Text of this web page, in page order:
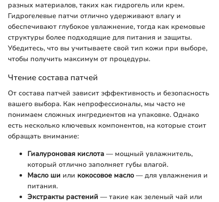
разных материалов, таких как гидрогель или крем.
Гидрогелевые патчи отлично удерживают влагу и
обеспечивают глубокое увлажнение, тогда как кремовые
структуры более подходящие для питания и защиты.
Убедитесь, что вы учитываете свой тип кожи при выборе,
чтобы получить максимум от процедуры.
Чтение состава патчей
От состава патчей зависит эффективность и безопасность
вашего выбора. Как непрофессионалы, мы часто не
понимаем сложных ингредиентов на упаковке. Однако
есть несколько ключевых компонентов, на которые стоит
обращать внимание:
Гиалуроновая кислота — мощный увлажнитель,
который отлично заполняет губы влагой.
Масло ши или кокосовое масло — для увлажнения и
питания.
Экстракты растений — такие как зеленый чай или